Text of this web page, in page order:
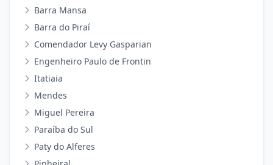
Barra Mansa
Barra do Piraí
Comendador Levy Gasparian
Engenheiro Paulo de Frontin
Itatiaia
Mendes
Miguel Pereira
Paraíba do Sul
Paty do Alferes